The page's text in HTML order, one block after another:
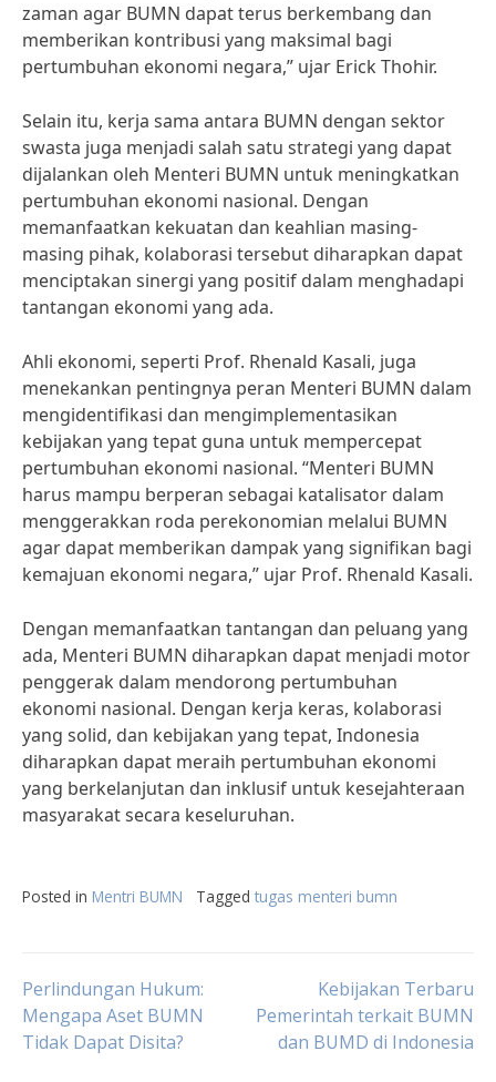
zaman agar BUMN dapat terus berkembang dan
memberikan kontribusi yang maksimal bagi
pertumbuhan ekonomi negara,” ujar Erick Thohir.
Selain itu, kerja sama antara BUMN dengan sektor
swasta juga menjadi salah satu strategi yang dapat
dijalankan oleh Menteri BUMN untuk meningkatkan
pertumbuhan ekonomi nasional. Dengan
memanfaatkan kekuatan dan keahlian masing-
masing pihak, kolaborasi tersebut diharapkan dapat
menciptakan sinergi yang positif dalam menghadapi
tantangan ekonomi yang ada.
Ahli ekonomi, seperti Prof. Rhenald Kasali, juga
menekankan pentingnya peran Menteri BUMN dalam
mengidentifikasi dan mengimplementasikan
kebijakan yang tepat guna untuk mempercepat
pertumbuhan ekonomi nasional. “Menteri BUMN
harus mampu berperan sebagai katalisator dalam
menggerakkan roda perekonomian melalui BUMN
agar dapat memberikan dampak yang signifikan bagi
kemajuan ekonomi negara,” ujar Prof. Rhenald Kasali.
Dengan memanfaatkan tantangan dan peluang yang
ada, Menteri BUMN diharapkan dapat menjadi motor
penggerak dalam mendorong pertumbuhan
ekonomi nasional. Dengan kerja keras, kolaborasi
yang solid, dan kebijakan yang tepat, Indonesia
diharapkan dapat meraih pertumbuhan ekonomi
yang berkelanjutan dan inklusif untuk kesejahteraan
masyarakat secara keseluruhan.
Posted in Mentri BUMN Tagged tugas menteri bumn
Post
navigation
Perlindungan Hukum:
Mengapa Aset BUMN
Tidak Dapat Disita?
Kebijakan Terbaru
Pemerintah terkait BUMN
dan BUMD di Indonesia